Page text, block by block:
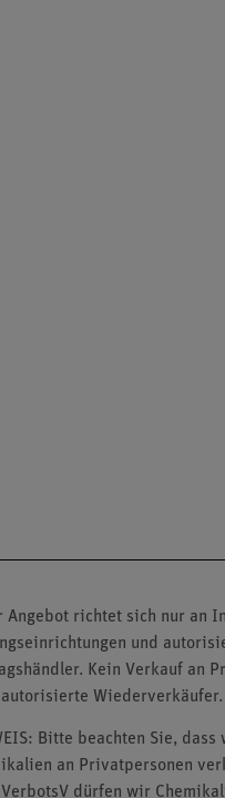
Angebot richtet sich nur an
und
Kein Verkauf an
Wiederverkäufer.
Bitte beachten Sie, dass
an Privatpersonen
dürfen wir